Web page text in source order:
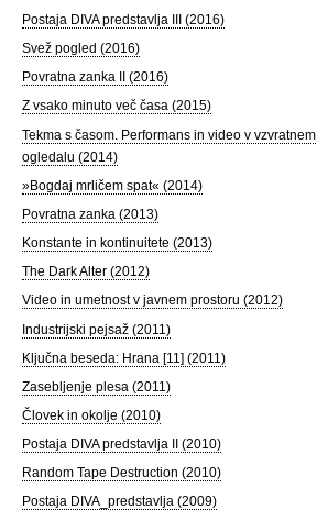
Postaja DIVA predstavlja III (2016)
Svež pogled (2016)
Povratna zanka II (2016)
Z vsako minuto več časa (2015)
Tekma s časom. Performans in video v vzvratnem
ogledalu (2014)
»Bogdaj mrličem spat« (2014)
Povratna zanka (2013)
Konstante in kontinuitete (2013)
The Dark Alter (2012)
Video in umetnost v javnem prostoru (2012)
Industrijski pejsaž (2011)
Ključna beseda: Hrana [11] (2011)
Zasebljenje plesa (2011)
Človek in okolje (2010)
Postaja DIVA predstavlja II (2010)
Random Tape Destruction (2010)
Postaja DIVA_predstavlja (2009)